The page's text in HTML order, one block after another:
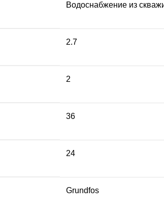
Водоснабжение из
2.7
2
36
24
Grundfos